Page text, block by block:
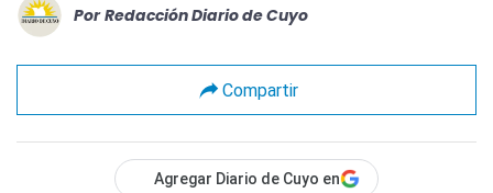
Por Redacción Diario de Cuyo
Compartir
Agregar Diario de Cuyo en